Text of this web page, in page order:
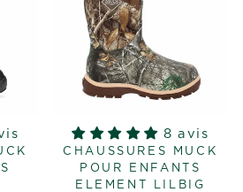
8 avis
CHAUSSURES MUCK
POUR ENFANTS
ELEMENT LILBIG